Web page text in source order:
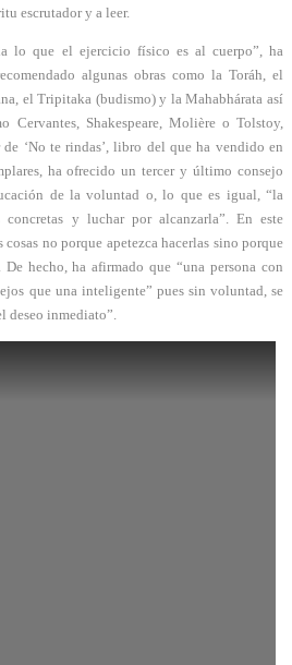
escrutador y a leer.
lo que el ejercicio físico es al cuerpo”, ha
algunas obras como la Toráh, el
el Tripitaka (budismo) y la Mahabhárata así
Cervantes, Shakespeare, Molière o Tolstoy,
‘No te rindas’, libro del que ha vendido en
ha ofrecido un tercer y último consejo
de la voluntad o, lo que es igual, “la
concretas y luchar por alcanzarla”. En este
no porque apetezca hacerlas sino porque
hecho, ha afirmado que “una persona con
que una inteligente” pues sin voluntad, se
deseo inmediato”.